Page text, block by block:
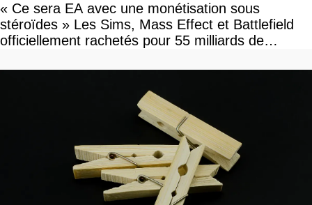
« Ce sera EA avec une monétisation sous
stéroïdes » Les Sims, Mass Effect et Battlefield
officiellement rachetés pour 55 milliards de